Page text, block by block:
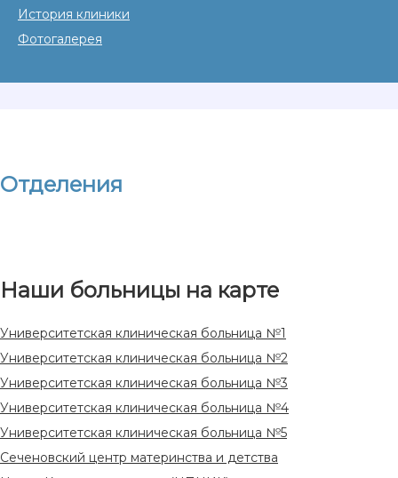
Отделения
Наши больницы на карте
Университетская клиническая больница №1
Университетская клиническая больница №2
Университетская клиническая больница №3
Университетская клиническая больница №4
Университетская клиническая больница №5
Сеченовский центр материнства и детства
История клиники
Фотогалерея